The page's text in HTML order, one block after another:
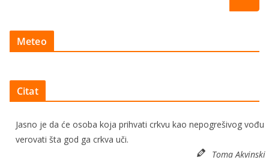
Meteo
Citat
Jasno je da će osoba koja prihvati crkvu kao nepogrešivog vođu
verovati šta god ga crkva uči.
Toma Akvinski